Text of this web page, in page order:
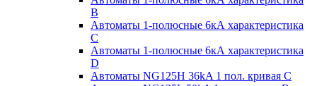
B
Автоматы 1-полюсные 6кА характеристика
C
Автоматы 1-полюсные 6кА характеристика
D
Автоматы NG125H 36kA 1 пол. кривая C